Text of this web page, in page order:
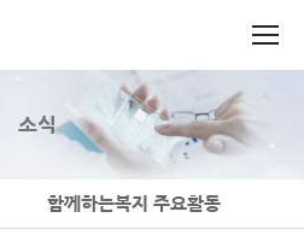
소식
함께하는복지 주요활동